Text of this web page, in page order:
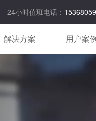
24小时值班电话：
解决方案 用户案